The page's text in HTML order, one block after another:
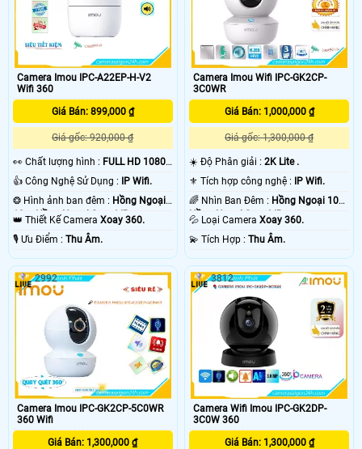
Camera Imou IPC-A22EP-H-V2
Wifi 360
Giá Bán: 899,000 ₫
Giá gốc: 920,000 ₫
️👀 Chất lượng hình : FULL HD 1080P
👍 Công Nghệ Sử Dụng : IP Wifi.
❂ Hình ảnh ban đêm : Hồng Ngoại
10m Hồng Ngoại Smart IR.
👑 Thiết Kế Camera Xoay 360.
️🎙 Ưu Điểm : Thu Âm.
Camera Imou Wifi IPC-GK2CP-
3C0WR
Giá Bán: 1,000,000 ₫
Giá gốc: 1,300,000 ₫
☀️ Độ Phân giải :2K Lite .
⚜️ Tích hợp công nghệ : IP Wifi.
🌈 Nhìn Ban Đêm : Hồng Ngoại 10m
Hồng Ngoại Smart IR.
💦 Loại CameraXoay 360.
️💫 Tích Hợp :Thu Âm.
Camera Imou IPC-GK2CP-5C0WR
360 Wifi
Giá Bán: 1,300,000 ₫
2992
Camera Wifi Imou IPC-GK2DP-
3C0W 360
Giá Bán: 1,300,000 ₫
3812